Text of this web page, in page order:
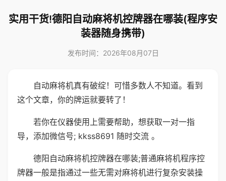
实用干货!德阳自动麻将机控牌器在哪装(程序安
装器随身携带)
发布时间：2026年08月07日
自动麻将机真有破绽！可惜多数人不知道。看到
这个文章，你的牌运就要转了！
若你在仪器使用上需要帮助，想获取一对一指
导，添加微信号; kkss8691 随时交流 。
德阳自动麻将机控牌器在哪装;普通麻将机程序控
牌器一般是指通过一些无需对麻将机进行复杂安装操